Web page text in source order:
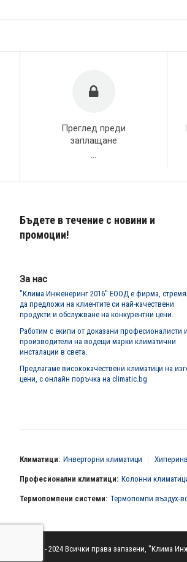
Преглед преди
заплащане
Бъдете в течение с новини и
промоции!
За нас
"Клима Инженеринг 2016" ЕООД е фирма,
да предложи на клиентите си най-качествени
продукти и обслужване на конкурентни цени.
Работим с екипи от доказани професионалисти и
производители на водещи марки климатични
инсталации в света.
Предлагаме висококачествени климатици на
цени, с онлайн поръчка на climatic.bg
Климатици: Инверторни климатици
Професионални климатици: Колонни
Термопомпени системи: Термопомпи въздух-
© 2016 - 2024 Всички права запазени, "Клима